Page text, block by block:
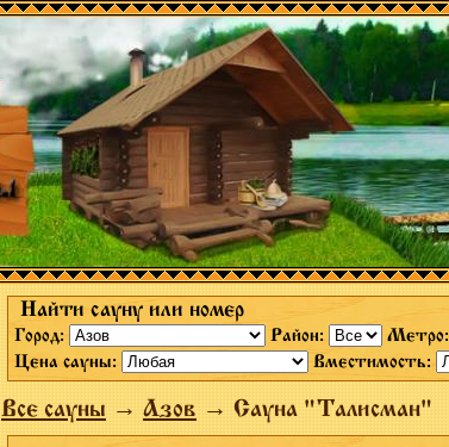
Найти сауну или номер
Город: Район:
Метро:
Цена сауны:
Вместимость:
Все сауны→Азов→ Сауна "Талисман"